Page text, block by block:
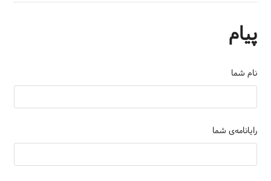
پیام
نام شما
رایانامه‌ی شما